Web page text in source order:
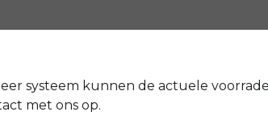
transportdoeleinden. U kunt
fietstassen voor de wekelijkse
de eindbestemming. En als u vaak buiten
systeem kunnen de actuele
met ons op.